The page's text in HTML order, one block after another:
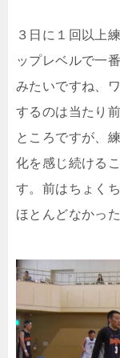
３日に１回以上
ップレベルで一
みたいですね、
するのは当たり
ところですが、
化を感じ続ける
す。前はちょく
ほとんどなかった